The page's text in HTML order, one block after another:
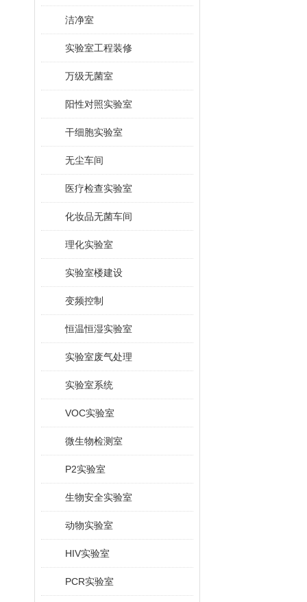
洁净室
实验室工程装修
万级无菌室
阳性对照实验室
干细胞实验室
无尘车间
医疗检查实验室
化妆品无菌车间
理化实验室
实验室楼建设
变频控制
恒温恒湿实验室
实验室废气处理
实验室系统
VOC实验室
微生物检测室
P2实验室
生物安全实验室
动物实验室
HIV实验室
PCR实验室